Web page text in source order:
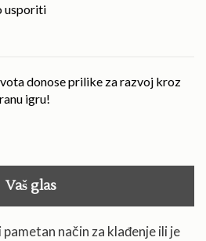
usporiti
donose prilike za razvoj kroz
igru!
Vaš glas
način za klađenje ili je